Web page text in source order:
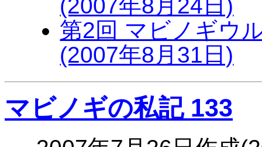
(2007年8月24日)
第2回 マビノギウ
(2007年8月31日)
マビノギの私記 133